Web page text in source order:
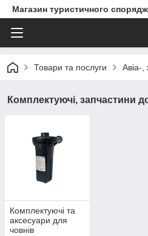
Магазин туристичного
Товари та послуги Авіа-
Комплектуючі, запчастини
Комплектуючі та
аксесуари для
човнів